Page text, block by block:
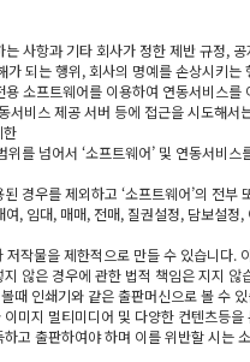
사항과 기타 회사가 정한 제반 규정,
가 되는 행위, 회사의 명예를 손상시키는
소프트웨어를 이용하여 연동서비스를
서비스 제공 서버 등에 접근을 시도해서
를 넘어서 ‘소프트웨어’ 및 연동서비
경우를 제외하고 ‘소프트웨어’의 전부
, 임대, 매매, 전매, 질권설정, 담보설정
저작물을 제한적으로 만들 수 있습니다.
않은 경우에 관한 법적 책임은 지지 않
때 인쇄기와 같은 출판머신으로 볼 수
미지 멀티미디어 및 다양한 컨텐츠등을
고 출판하여야 하며 이를 위반할 시는